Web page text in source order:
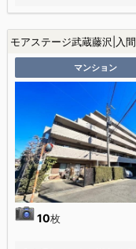
モアステージ武蔵藤沢|入
マンション
10枚